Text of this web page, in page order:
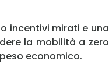
incentivi mirati e una
la mobilità a zero
economico.